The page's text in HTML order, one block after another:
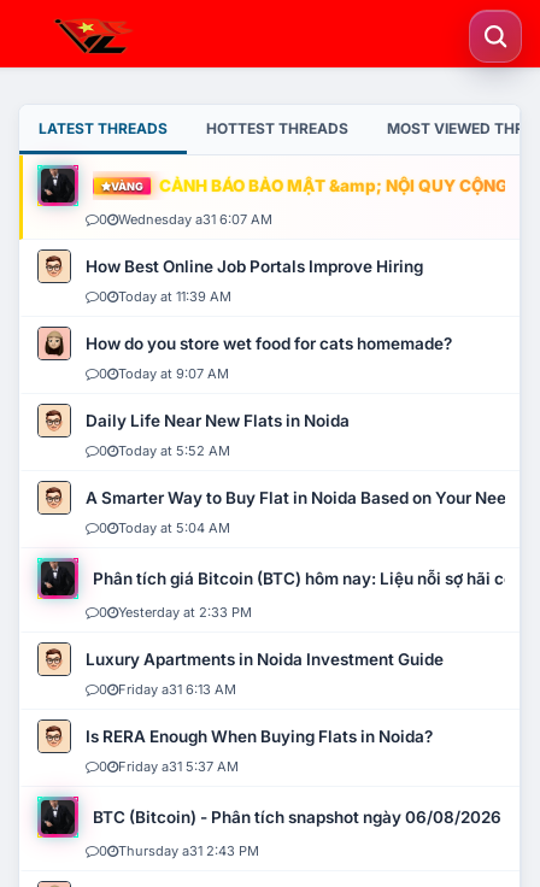
LATEST THREADS HOTTEST THREADS MOST VIEWED
VÀNG CẢNH BÁO BẢO MẬT &amp; NỘI QUY CỘNG
0 Wednesday a31 6:07 AM
How Best Online Job Portals Improve Hiring
0 Today at 11:39 AM
How do you store wet food for cats homemade?
0 Today at 9:07 AM
Daily Life Near New Flats in Noida
0 Today at 5:52 AM
A Smarter Way to Buy Flat in Noida Based on Your Needs
0 Today at 5:04 AM
Phân tích giá Bitcoin (BTC) hôm nay: Liệu nỗi sợ hãi có
0 Yesterday at 2:33 PM
Luxury Apartments in Noida Investment Guide
0 Friday a31 6:13 AM
Is RERA Enough When Buying Flats in Noida?
0 Friday a31 5:37 AM
BTC (Bitcoin) - Phân tích snapshot ngày 06/08/2026
0 Thursday a31 2:43 PM